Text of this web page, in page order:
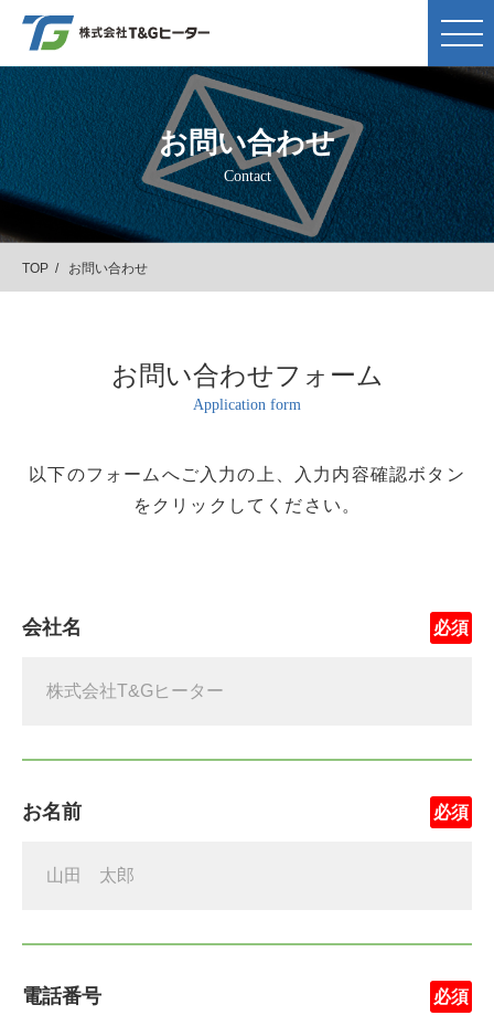
お問い合わせ
Contact
TOP お問い合わせ
お問い合わせフォーム
Application form
以下のフォームへご入力の上、入力内容確認ボタン
をクリックしてください。
会社名
お名前
電話番号